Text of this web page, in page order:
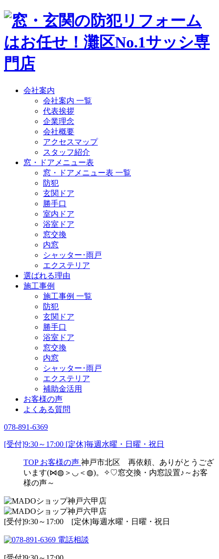
会社案内
会社案内 一覧
代表挨拶
企業理念
会社概要
アクセスマップ
スタッフ紹介
窓・ドアメニュー表
窓・ドアメニュー表 一覧
防犯
玄関ドア
勝手口
室内ドア
浴室ドア
窓交換
内窓
シャッター･雨戸
エクステリア
選ばれる理由
施工事例
施工事例 一覧
防犯
玄関ドア
勝手口
浴室ドア
窓交換
内窓
シャッター･雨戸
エクステリア
補助金活用
お客様の声
よくある質問
078-891-6369
[受付]9:30～17:00 [定休]毎週水曜・日曜・祝日
TOP お客様の声 神戸市北区 再依頼、ありがとうござ
います(⋈◍＞◡＜◍)。✧♡窓交換・内窓設置♪～お客
様の声～
[受付]9:30～17:00 [定休]毎週水曜・日曜・祝日
電話相談